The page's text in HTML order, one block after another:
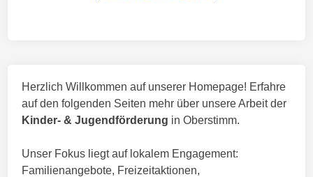
Herzlich Willkommen auf unserer Homepage! Erfahre
auf den folgenden Seiten mehr über unsere Arbeit der
Kinder- & Jugendförderung in Oberstimm.
Unser Fokus liegt auf lokalem Engagement:
Familienangebote, Freizeitaktionen,